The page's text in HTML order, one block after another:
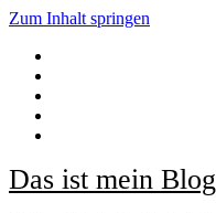
Zum Inhalt springen
Das ist mein Blog